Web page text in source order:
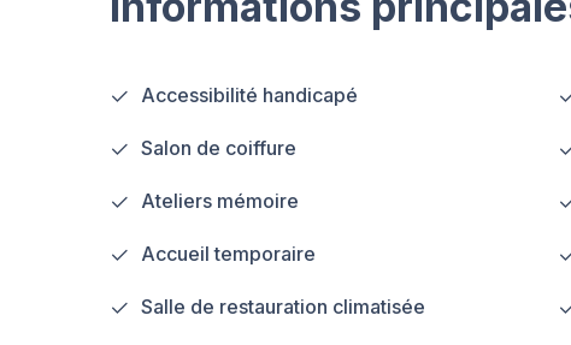
Accessibilité handicapé
Salon de coiffure
Ateliers mémoire
Accueil temporaire
Salle de restauration climatisée